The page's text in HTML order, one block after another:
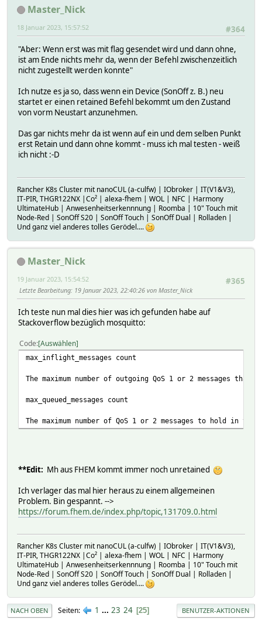
Master_Nick
#364
18 Januar 2023, 15:57:52
"Aber: Wenn erst was mit flag gesendet wird und dann ohne,
ist am Ende nichts mehr da, wenn der Befehl zwischenzeitlich
nicht zugestellt werden konnte"
Ich nutze es ja so, dass wenn ein Device (SonOff z. B.) neu
startet er einen retained Befehl bekommt um den Zustand
von vorm Neustart anzunehmen.
Das gar nichts mehr da ist wenn auf ein und dem selben Punkt
erst Retain und dann ohne kommt - muss ich mal testen - weiß
ich nicht :-D
Rancher K8s Cluster mit nanoCUL (a-culfw) | IObroker | IT(V1&V3),
IT-PIR, THGR122NX |Co² | alexa-fhem | WOL | NFC | Harmony
UltimateHub | Anwesenheitserkennnung | Roomba | 10" Touch mit
Node-Red | SonOff S20 | SonOff Touch | SonOff Dual | Rolladen |
Und ganz viel anderes tolles Gerödel....
Master_Nick
#365
19 Januar 2023, 15:54:52
Letzte Bearbeitung: 19 Januar 2023, 22:40:26 von Master_Nick
Ich teste nun mal dies hier was ich gefunden habe auf
Stackoverflow bezüglich mosquitto:
Code Auswählen
max_inflight_messages count
The maximum number of outgoing QoS 1 or 2 messages
max_queued_messages count
The maximum number of QoS 1 or 2 messages to hold in
**Edit: Mh aus FHEM kommt immer noch unretained
Ich verlager das mal hier heraus zu einem allgemeinen
Problem. Bin gespannt. -->
https://forum.fhem.de/index.php/topic,131709.0.html
Rancher K8s Cluster mit nanoCUL (a-culfw) | IObroker | IT(V1&V3),
IT-PIR, THGR122NX |Co² | alexa-fhem | WOL | NFC | Harmony
UltimateHub | Anwesenheitserkennnung | Roomba | 10" Touch mit
Node-Red | SonOff S20 | SonOff Touch | SonOff Dual | Rolladen |
Und ganz viel anderes tolles Gerödel....
NACH OBEN Seiten 1 ... 23 24 25 BENUTZER-AKTIONEN